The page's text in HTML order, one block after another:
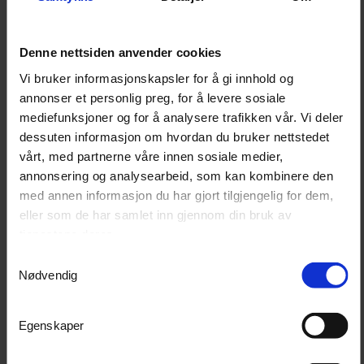
Denne nettsiden anvender cookies
Vi bruker informasjonskapsler for å gi innhold og
annonser et personlig preg, for å levere sosiale
mediefunksjoner og for å analysere trafikken vår. Vi deler
dessuten informasjon om hvordan du bruker nettstedet
vårt, med partnerne våre innen sosiale medier,
annonsering og analysearbeid, som kan kombinere den
med annen informasjon du har gjort tilgjengelig for dem,
eller som de har samlet inn gjennom din bruk av
Nødvendig
Egenskaper
kommersielle miljøer.
Teknisk informasjon
Produkttype Avfukter
Av/på-bryter Ja
IP-klassifisering IPX4
Kapasitet ved 30 °C / 80 %